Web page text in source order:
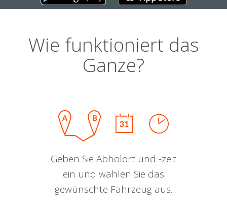
Wie funktioniert das
Ganze?
Geben Sie Abholort und -zeit
ein und wählen Sie das
gewünschte Fahrzeug aus.